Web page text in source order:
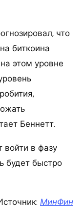
что
биткоина
этом уровне
Беннетт.
в фазу
будет быстро
МинФин